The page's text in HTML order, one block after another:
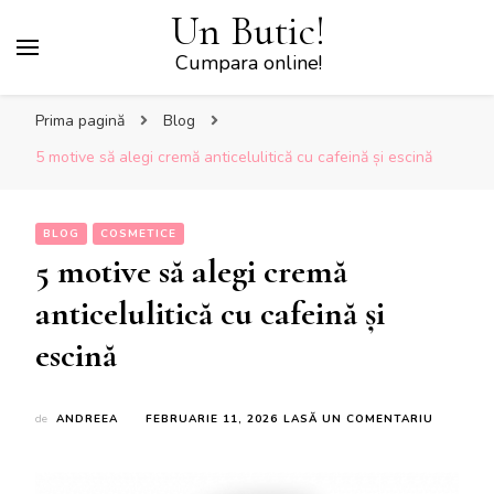
Un Butic!
Cumpara online!
Prima pagină
Blog
5 motive să alegi cremă anticelulitică cu cafeină și escină
BLOG COSMETICE
5 motive să alegi cremă
anticelulitică cu cafeină și
escină
de ANDREEA FEBRUARIE 11, 2026 LASĂ UN COMENTARIU